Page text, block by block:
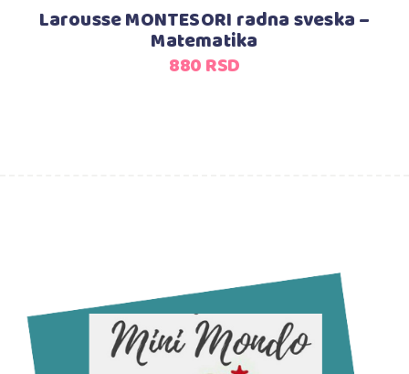
Larousse MONTESORI radna sveska –
Matematika
880RSD